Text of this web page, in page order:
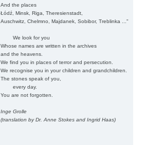
And the places
Łódź, Minsk, Riga, Theresienstadt,
Auschwitz, Chelmno, Majdanek, Sobibor, Treblinka ..."
We look for you
Whose names are written in the archives
and the heavens.
We find you in places of terror and persecution.
We recognise you in your children and grandchildren.
The stones speak of you,
every day.
You are not forgotten.
Inge Grolle
(translation by Dr. Anne Stokes and Ingrid Haas)